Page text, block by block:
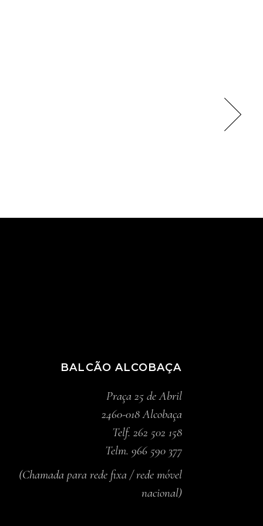
BALCÃO ALCOBAÇA
Praça 25 de Abril
2460-018 Alcobaça
Telf. 262 502 158
Telm. 966 590 377
(Chamada para rede fixa / rede móvel
nacional)